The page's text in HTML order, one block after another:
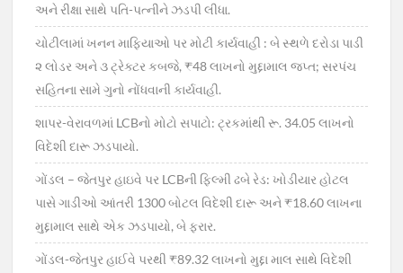
અને રીક્ષા સાથે પતિ-પત્નીને ઝડપી લીધા.
ચોટીલામાં ખનન માફિયાઓ પર મોટી કાર્યવાહી : બે સ્થળે દરોડા પાડી
૨ લોડર અને ૩ ટ્રેક્ટર કબજે, ₹48 લાખનો મુદ્દામાલ જપ્ત; સરપંચ
સહિતના સામે ગુનો નોંધવાની કાર્યવાહી.
શાપર-વેરાવળમાં LCBનો મોટો સપાટો: ટ્રકમાંથી રૂ. 34.05 લાખનો
વિદેશી દારૂ ઝડપાયો.
ગોંડલ – જેતપુર હાઇવે પર LCBની ફિલ્મી ઢબે રેડ: ખોડીયાર હોટલ
પાસે ગાડીઓ આંતરી 1300 બોટલ વિદેશી દારૂ અને ₹18.60 લાખના
મુદ્દામાલ સાથે એક ઝડપાયો, બે ફરાર.
ગોંડલ-જેતપુર હાઈવે પરથી ₹89.32 લાખનો મુદ્દા માલ સાથે વિદેશી